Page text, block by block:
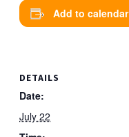
Add to calendar
DETAILS
Date:
July 22